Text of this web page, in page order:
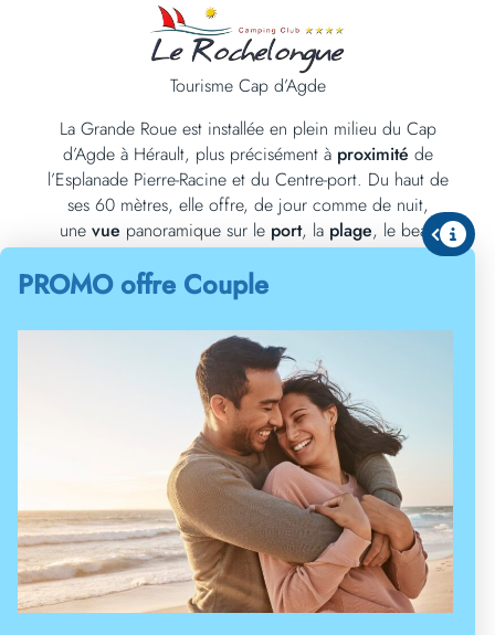
PROMO offre Couple
La grande roue du Cap d’Agde
Tourisme Cap d’Agde
La Grande Roue est installée en plein milieu du Cap
d’Agde à Hérault, plus précisément à proximité de
l’Esplanade Pierre-Racine et du Centre-port. Du haut de
ses 60 mètres, elle offre, de jour comme de nuit,
une vue panoramique sur le port, la plage, le beau
paysage de la ville de Sète et la mer Méditerranée. Grâce
à ces merveilles à perte devue
pas fini d’attirer les touristes locaux et étrangers depuis
son ouverture. En famille ou entre amis, ceux qui sont en
quête d’adrénaline ne peuvent qu’apprécier cette
structure. À ce jour, elle se trouve être la plus grande en
termes de dimensions, et ce, dans toute laFrance
La plus grande rouede France !
Autrefois, la plus grande roue de France était celle
implantée dans la capitale, sur la place de la Concorde.
Elle se trouvait en première place avec ses 70 mètres de
hauteur, et offrait unevueimprenable sur le Louvre, les
Tuileries et les Champs Elysées. Son autorisation